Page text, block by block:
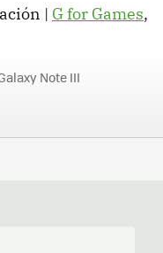
| G for Games,
Note III